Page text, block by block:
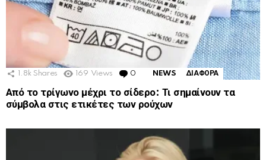
1.8k Shares 169 Views 0 Comments
NEWS ΔΙΑΦΟΡΑ
Από το τρίγωνο μέχρι το σίδερο: Τι σημαίνουν τα
σύμβολα στις ετικέτες των ρούχων